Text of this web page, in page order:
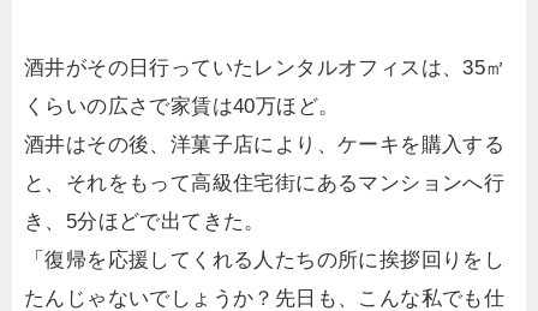
酒井がその日行っていたレンタルオフィスは、35㎡
くらいの広さで家賃は40万ほど。
酒井はその後、洋菓子店により、ケーキを購入する
と、それをもって高級住宅街にあるマンションへ行
き、5分ほどで出てきた。
「復帰を応援してくれる人たちの所に挨拶回りをし
たんじゃないでしょうか？先日も、こんな私でも仕